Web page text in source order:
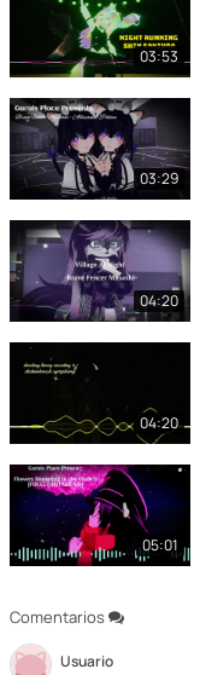
Comentarios
Usuario
03:53
03:29
04:20
04:20
05:01